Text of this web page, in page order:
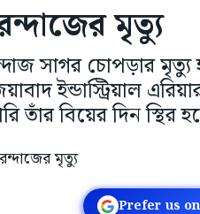
মৃত্যু
সাগর চোপড়ার
ইন্ডাস্ট্রিয়াল
তাঁর বিয়ের দিন স্থির
Prefer us